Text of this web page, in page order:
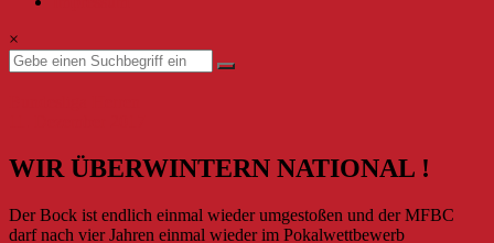
Archiv.
Hier
findest
du
2019/2020.
×
WIR ÜBERWINTERN NATIONAL !
Der Bock ist endlich einmal wieder umgestoßen und der MFBC
darf nach vier Jahren einmal wieder im Pokalwettbewerb